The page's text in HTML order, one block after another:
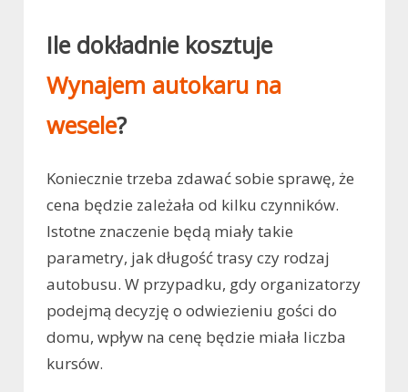
Ile dokładnie kosztuje
Wynajem autokaru na
wesele?
Koniecznie trzeba zdawać sobie sprawę, że
cena będzie zależała od kilku czynników.
Istotne znaczenie będą miały takie
parametry, jak długość trasy czy rodzaj
autobusu. W przypadku, gdy organizatorzy
podejmą decyzję o odwiezieniu gości do
domu, wpływ na cenę będzie miała liczba
kursów.